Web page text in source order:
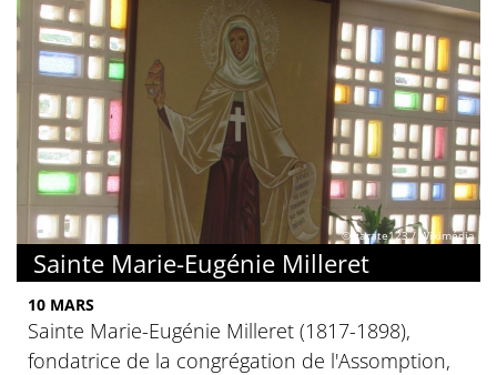
© zarate123 / Wikimédia
Sainte Marie-Eugénie Milleret
10 MARS
Sainte Marie-Eugénie Milleret (1817-1898),
fondatrice de la congrégation de l'Assomption,